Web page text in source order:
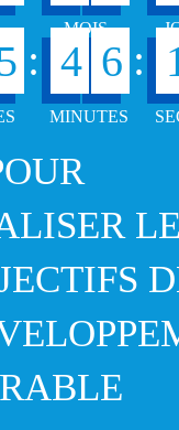
: 4 6 :